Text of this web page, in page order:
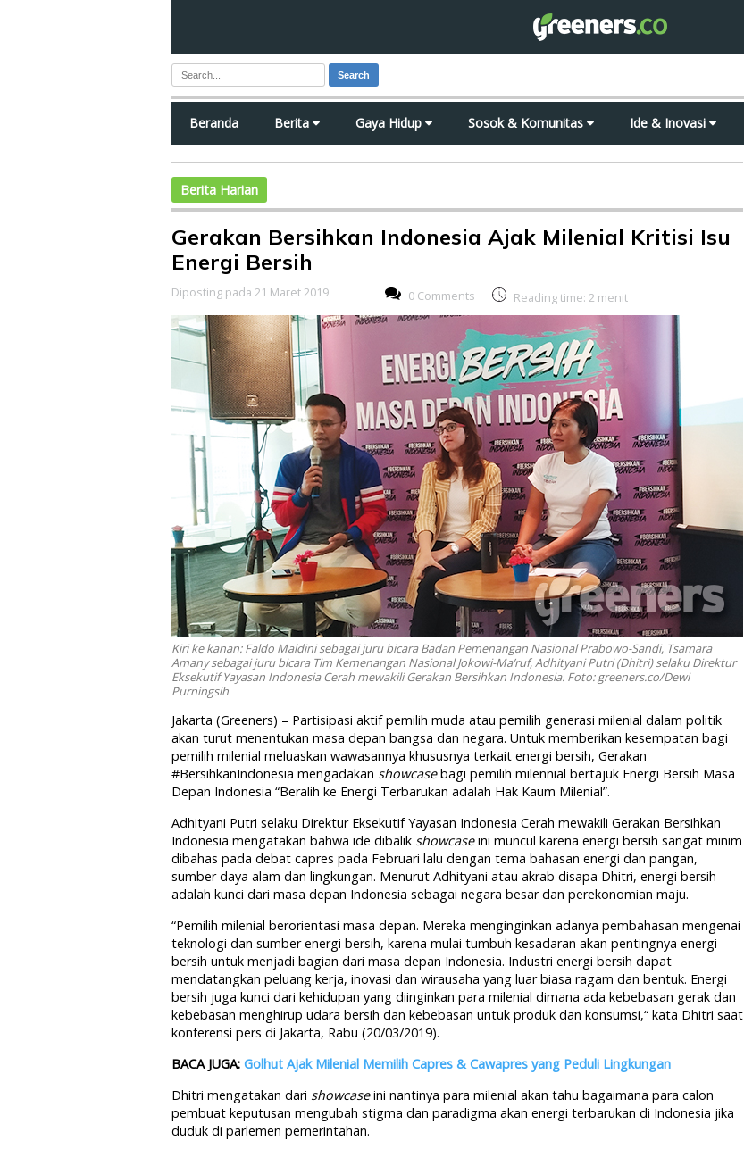
Search
Beranda Berita Gaya Hidup Sosok & Komunitas Ide & Inovasi
Berita Harian
Gerakan Bersihkan Indonesia Ajak Milenial Kritisi Isu
Energi Bersih
Diposting pada 21 Maret 2019 0 Comments Reading time: 2 menit
Kiri ke kanan: Faldo Maldini sebagai juru bicara Badan Pemenangan Nasional Prabowo-Sandi, Tsamara
Amany sebagai juru bicara Tim Kemenangan Nasional Jokowi-Ma’ruf, Adhityani Putri (Dhitri) selaku Direktur
Eksekutif Yayasan Indonesia Cerah mewakili Gerakan Bersihkan Indonesia. Foto: greeners.co/Dewi
Purningsih
Jakarta (Greeners) – Partisipasi aktif pemilih muda atau pemilih generasi milenial dalam politik
akan turut menentukan masa depan bangsa dan negara. Untuk memberikan kesempatan bagi
pemilih milenial meluaskan wawasannya khususnya terkait energi bersih, Gerakan
#BersihkanIndonesia mengadakan showcasebagi pemilih milennial bertajuk Energi Bersih Masa
Depan Indonesia “Beralih ke Energi Terbarukan adalah Hak Kaum Milenial”.
Adhityani Putri selaku Direktur Eksekutif Yayasan Indonesia Cerah mewakili Gerakan Bersihkan
Indonesia mengatakan bahwa ide dibalik showcaseini muncul karena energi bersih sangat minim
dibahas pada debat capres pada Februari lalu dengan tema bahasan energi dan pangan,
sumber daya alam dan lingkungan. Menurut Adhityani atau akrab disapa Dhitri, energi bersih
adalah kunci dari masa depan Indonesia sebagai negara besar dan perekonomian maju.
“Pemilih milenial berorientasi masa depan. Mereka menginginkan adanya pembahasan mengenai
teknologi dan sumber energi bersih, karena mulai tumbuh kesadaran akan pentingnya energi
bersih untuk menjadi bagian dari masa depan Indonesia. Industri energi bersih dapat
mendatangkan peluang kerja, inovasi dan wirausaha yang luar biasa ragam dan bentuk. Energi
bersih juga kunci dari kehidupan yang diinginkan para milenial dimana ada kebebasan gerak dan
kebebasan menghirup udara bersih dan kebebasan untuk produk dan konsumsi,“ kata Dhitri saat
konferensi pers di Jakarta, Rabu (20/03/2019).
BACA JUGA: Golhut Ajak Milenial Memilih Capres & Cawapres yang Peduli Lingkungan
Dhitri mengatakan dari showcaseini nantinya para milenial akan tahu bagaimana para calon
pembuat keputusan mengubah stigma dan paradigma akan energi terbarukan di Indonesia jika
duduk di parlemen pemerintahan.